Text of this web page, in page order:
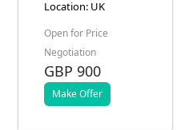
XF24 細胞外通
號：XF24-2 帶
顯示器
Equipment
Location: UK
Open for Price
Negotiation
GBP 900
Make Offer